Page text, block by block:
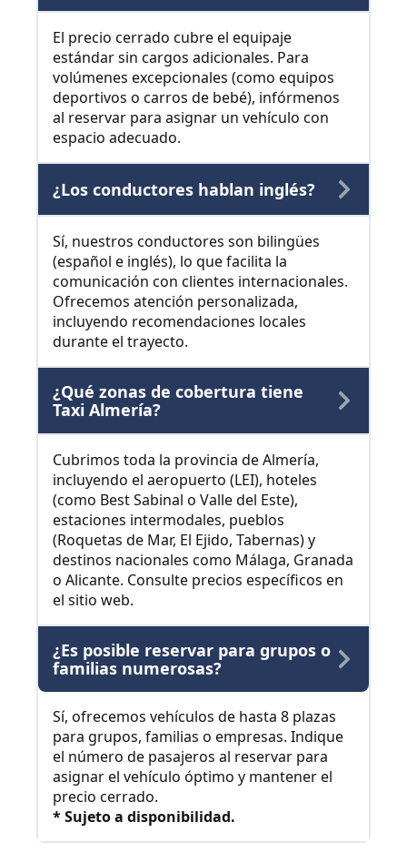
El precio cerrado cubre el equipaje
estándar sin cargos adicionales. Para
volúmenes excepcionales (como equipos
deportivos o carros de bebé), infórmenos
al reservar para asignar un vehículo con
espacio adecuado.
¿Los conductores hablan inglés?
Sí, nuestros conductores son bilingües
(español e inglés), lo que facilita la
comunicación con clientes internacionales.
Ofrecemos atención personalizada,
incluyendo recomendaciones locales
durante el trayecto.
¿Qué zonas de cobertura tiene
Taxi Almería?
Cubrimos toda la provincia de Almería,
incluyendo el aeropuerto (LEI), hoteles
(como Best Sabinal o Valle del Este),
estaciones intermodales, pueblos
(Roquetas de Mar, El Ejido, Tabernas) y
destinos nacionales como Málaga, Granada
o Alicante. Consulte precios específicos en
el sitio web.
¿Es posible reservar para grupos o
familias numerosas?
Sí, ofrecemos vehículos de hasta 8 plazas
para grupos, familias o empresas. Indique
el número de pasajeros al reservar para
asignar el vehículo óptimo y mantener el
precio cerrado.
* Sujeto a disponibilidad.